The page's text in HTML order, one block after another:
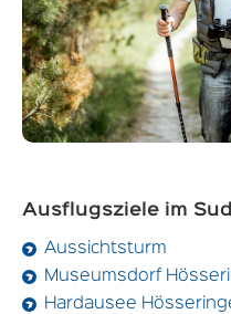
Ausflugsziele im
Aussichtsturm
Museumsdorf
Hardausee